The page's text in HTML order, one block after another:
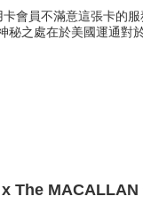
會員不滿意這張卡的
之處在於美國運通對於
The MACALLAN